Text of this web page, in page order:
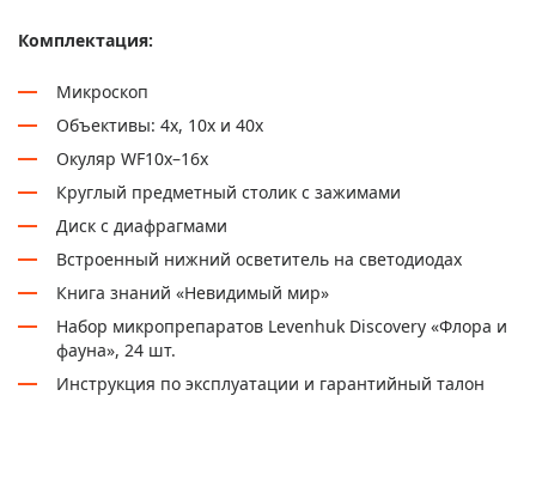
Комплектация:
Микроскоп
Объективы: 4х, 10х и 40х
Окуляр WF10x–16x
Круглый предметный столик с зажимами
Диск с диафрагмами
Встроенный нижний осветитель на светодиодах
Книга знаний «Невидимый мир»
Набор микропрепаратов Levenhuk Discovery «Флора и
фауна», 24 шт.
Инструкция по эксплуатации и гарантийный талон